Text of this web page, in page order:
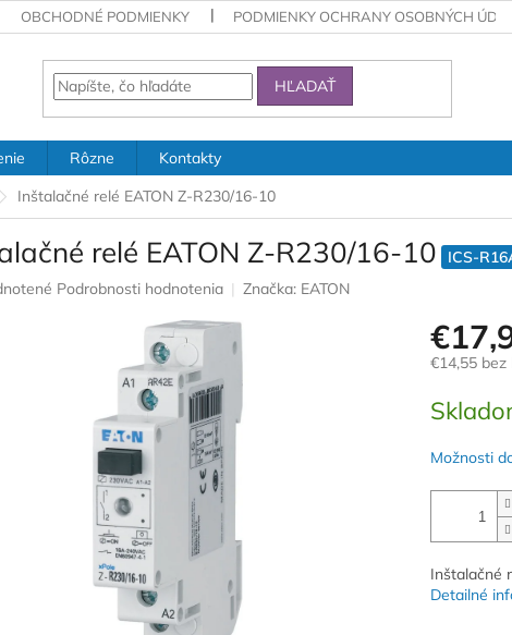
OBCHODNÉ PODMIENKY PODMIENKY OCHRANY OSOBNÝCH
HĽADAŤ
Rôzne
Kontakty
Inštalačné relé EATON Z-R230/16-10
relé EATON Z-R230/16-10
ICS-
Podrobnosti hodnotenia Značka: EATON
€14,55 bez
cena:
Možnosti
Inštalačné
Detailné